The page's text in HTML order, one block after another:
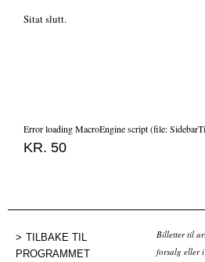
Sitat slutt.
Error loading MacroEngine script (file:
KR. 50
TILBAKE TIL
PROGRAMMET
Billetter til
forsalg eller